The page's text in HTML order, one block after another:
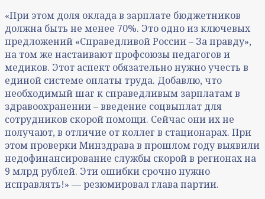
«При этом доля оклада в зарплате бюджетников
должна быть не менее 70%. Это одно из ключевых
предложений «Справедливой России – За правду»,
на том же настаивают профсоюзы педагогов и
медиков. Этот аспект обязательно нужно учесть в
единой системе оплаты труда. Добавлю, что
необходимый шаг к справедливым зарплатам в
здравоохранении – введение соцвыплат для
сотрудников скорой помощи. Сейчас они их не
получают, в отличие от коллег в стационарах. При
этом проверки Минздрава в прошлом году выявили
недофинансирование службы скорой в регионах на
9 млрд рублей. Эти ошибки срочно нужно
исправлять!» — резюмировал глава партии.